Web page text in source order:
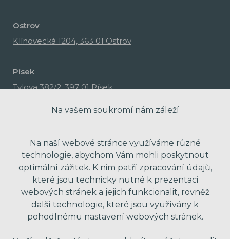
Ostrov
Klínovecká 1204, 363 01 Ostrov
Písek
Tylova 382/2, 397 01 Písek
Na vašem soukromí nám záleží
Na naší webové stránce využíváme různé
technologie, abychom Vám mohli poskytnout
optimální zážitek. K nim patří zpracování údajů,
které jsou technicky nutné k prezentaci
webových stránek a jejich funkcionalit, rovněž
další technologie, které jsou využívány k
pohodlnému nastavení webových stránek.